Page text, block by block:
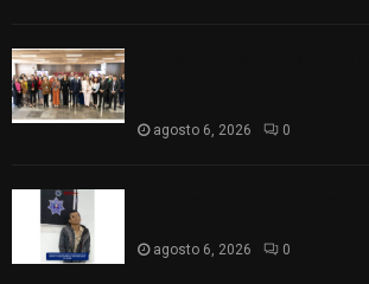
agosto 6, 2026 0
agosto 6, 2026 0